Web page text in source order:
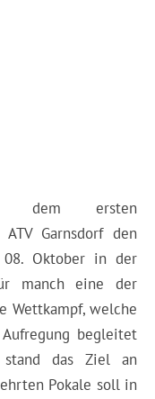
dem ersten
Garnsdorf den
Oktober in der
manch eine der
Wettkampf, welche
begleitet
stand das Ziel an
Pokale soll in